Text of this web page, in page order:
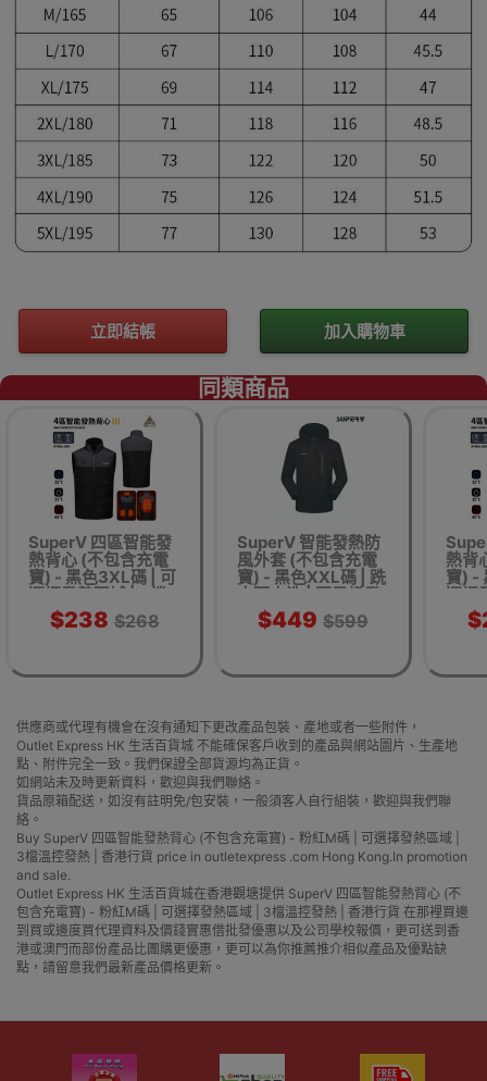
立即結帳 加入購物車
同類商品
SuperV 四區智能發
熱背心 (不包含充電
寶) - 黑色3XL碼 | 可
選擇發熱區域 | 3檔
溫控發熱 | 香港行貨
$238 $268
SuperV 智能發熱防
風外套 (不包含充電
寶) - 黑色XXL碼 | 跣
水可水洗 | 石墨烯發
熱 | 香港行貨
$449 $599
熱背
寶) -
選擇
溫
供應商或代理有機會在沒有通知下更改產品包裝、產地或者一些附件，
Outlet Express HK 生活百貨城 不能確保客戶收到的產品與網站圖片、生產地
點、附件完全一致。我們保證全部貨源均為正貨。
如網站未及時更新資料，歡迎與我們聯絡。
貨品原箱配送，如沒有註明免/包安裝，一般須客人自行組裝，歡迎與我們聯
絡。
Buy SuperV 四區智能發熱背心 (不包含充電寶) - 粉紅M碼 | 可選擇發熱區域 |
3檔溫控發熱 | 香港行貨 price in outletexpress .com Hong Kong.In promotion
and sale.
Outlet Express HK 生活百貨城在香港觀塘提供 SuperV 四區智能發熱背心 (不
包含充電寶) - 粉紅M碼 | 可選擇發熱區域 | 3檔溫控發熱 | 香港行貨 在那裡買邊
到買或邊度買代理資料及價錢實惠借批發優惠以及公司學校報價，更可送到香
港或澳門而部份產品比團購更優惠，更可以為你推薦推介相似產品及優點缺
點，請留意我們最新產品價格更新。